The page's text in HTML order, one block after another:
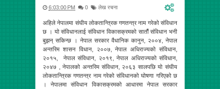
6:03:00 PM 0 लेख रचना
अहिले नेपालमा संघीय लोकतान्त्रिक गणतन्त्र नाम गरेको संविधान
छ । यो संविधानलाई संविधान विकासक्रमको सातौंं संविधान भनी
बुझन् सकिन्छ । नेपाल सरकार वैधानिक कानुन, २००४, नेपाल
अन्तरिम शासन विधान, २००७, नेपाल अधिराज्यको संविधान,
२०१५, नेपाल संविधान, २०१९, नेपाल अधिराज्यको संविधान,
२०४७ , नेपालको अन्तरिम संविधान, २०६३ सालपछि यो संघीय
लोकतान्त्रिक गणतन्त्र नाम गरेको संविधानको घोषणा गरिएको छ
। नेपालमा संविधान विकासक्रमको आधारमा नेपाल सरकार